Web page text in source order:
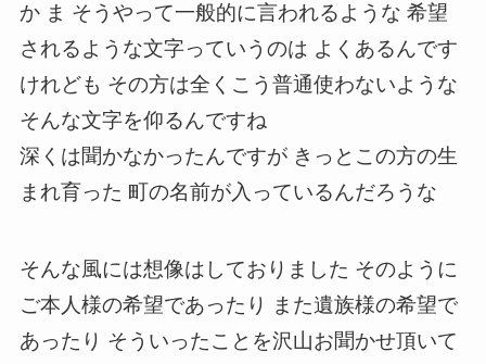
か ま そうやって一般的に言われるような 希望
されるような文字っていうのは よくあるんです
けれども その方は全くこう普通使わないような
そんな文字を仰るんですね
深くは聞かなかったんですが きっとこの方の生
まれ育った 町の名前が入っているんだろうな
そんな風には想像はしておりました そのように
ご本人様の希望であったり また遺族様の希望で
あったり そういったことを沢山お聞かせ頂いて